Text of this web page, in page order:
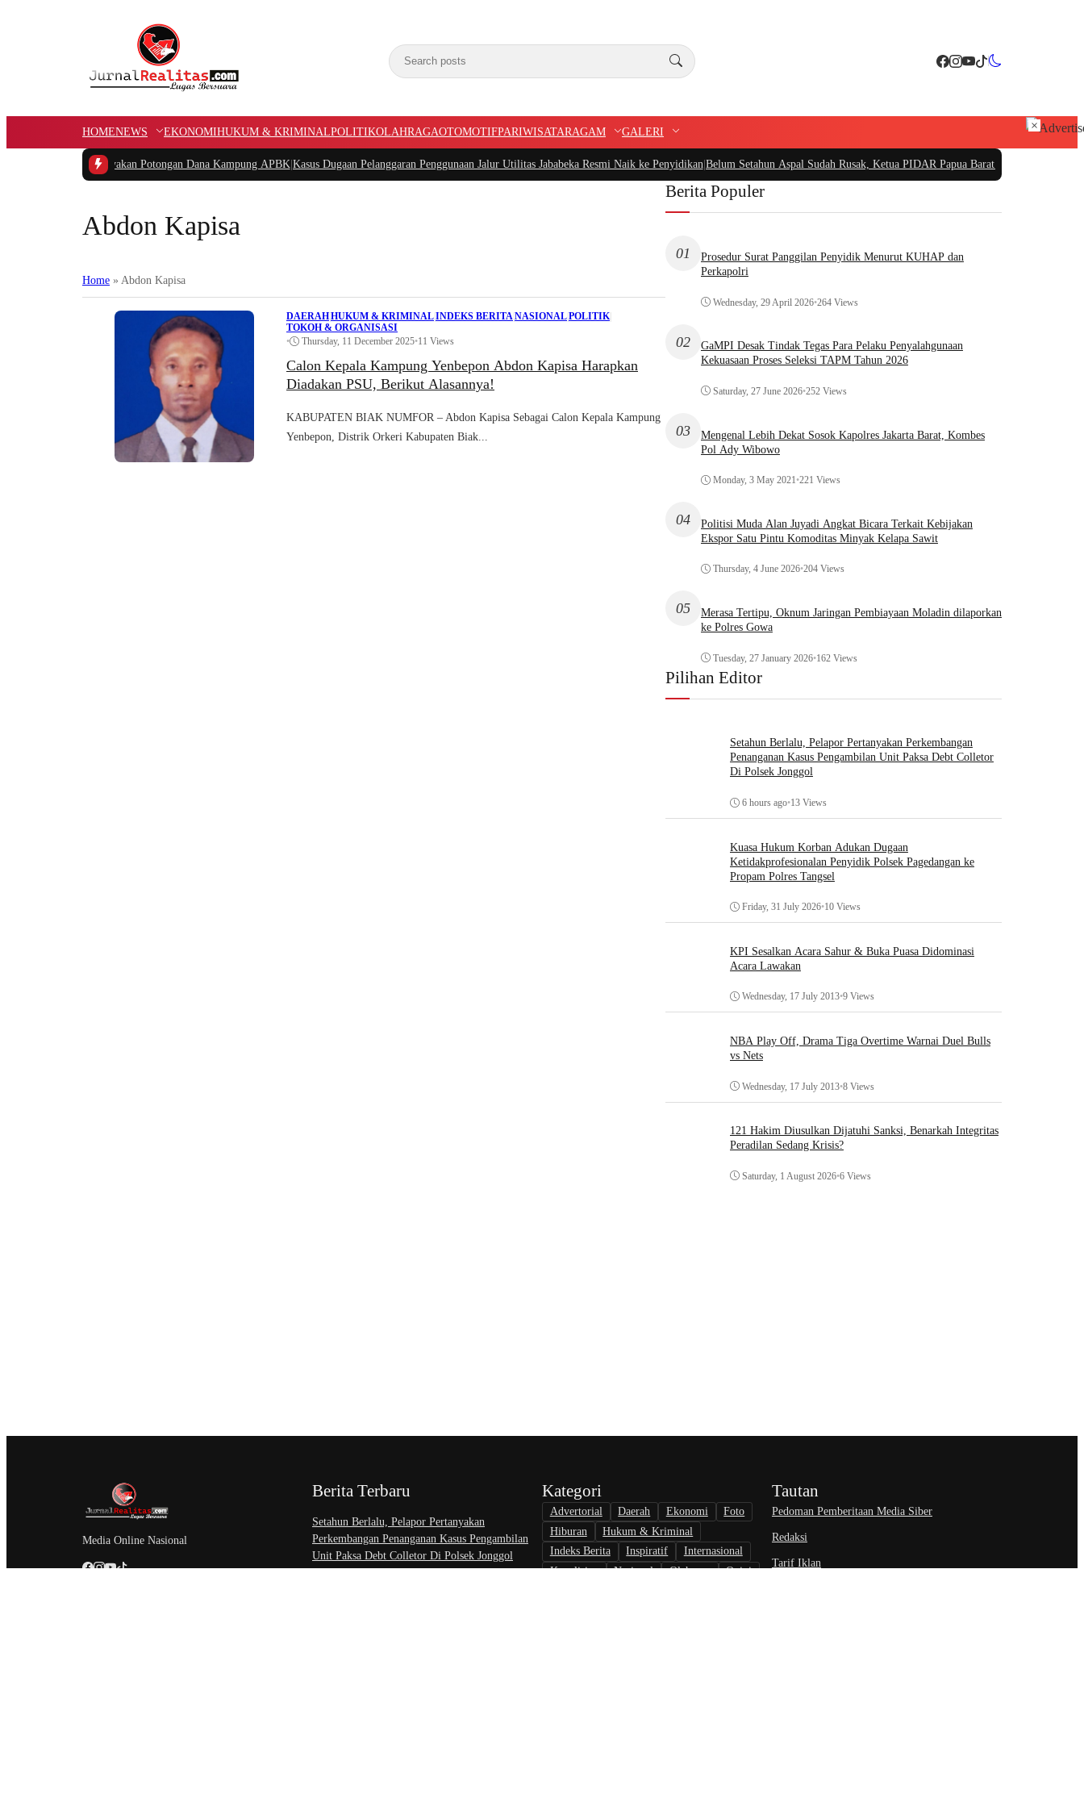
HOMENEWS EKONOMIHUKUM & KRIMINALPOLITIKOLAHRAGAOTOMOTIFPARIWISATARAGAM GALERI
Barat Pertanyakan Potongan Dana Kampung APBK| Kasus Dugaan Pelanggaran Penggunaan Jalur Utilitas Jababeka Resmi Naik ke Penyidikan|Belum Setahun Aspal Sudah Rusak, Ketua PIDAR Papua Barat Minta Kajati Papua
Abdon Kapisa
Home » Abdon Kapisa
DAERAH|HUKUM & KRIMINAL|INDEKS BERITA|NASIONAL|POLITIK|
TOKOH & ORGANISASI
•
Thursday, 11 December 2025•11 Views
Calon Kepala Kampung Yenbepon Abdon Kapisa Harapkan
Diadakan PSU, Berikut Alasannya!
KABUPATEN BIAK NUMFOR – Abdon Kapisa Sebagai Calon Kepala Kampung
Yenbepon, Distrik Orkeri Kabupaten Biak...
Berita Populer
01
Prosedur Surat Panggilan Penyidik Menurut KUHAP dan
Perkapolri
Wednesday, 29 April 2026•264 Views
02
GaMPI Desak Tindak Tegas Para Pelaku Penyalahgunaan
Kekuasaan Proses Seleksi TAPM Tahun 2026
Saturday, 27 June 2026•252 Views
03
Mengenal Lebih Dekat Sosok Kapolres Jakarta Barat, Kombes
Pol Ady Wibowo
Monday, 3 May 2021•221 Views
04
Politisi Muda Alan Juyadi Angkat Bicara Terkait Kebijakan
Ekspor Satu Pintu Komoditas Minyak Kelapa Sawit
Thursday, 4 June 2026•204 Views
05
Merasa Tertipu, Oknum Jaringan Pembiayaan Moladin dilaporkan
ke Polres Gowa
Tuesday, 27 January 2026•162 Views
Pilihan Editor
Setahun Berlalu, Pelapor Pertanyakan Perkembangan
Penanganan Kasus Pengambilan Unit Paksa Debt Colletor
Di Polsek Jonggol
6 hours ago•13 Views
Kuasa Hukum Korban Adukan Dugaan
Ketidakprofesionalan Penyidik Polsek Pagedangan ke
Propam Polres Tangsel
Friday, 31 July 2026•10 Views
KPI Sesalkan Acara Sahur & Buka Puasa Didominasi
Acara Lawakan
Wednesday, 17 July 2013•9 Views
NBA Play Off, Drama Tiga Overtime Warnai Duel Bulls
vs Nets
Wednesday, 17 July 2013•8 Views
121 Hakim Diusulkan Dijatuhi Sanksi, Benarkah Integritas
Peradilan Sedang Krisis?
Saturday, 1 August 2026•6 Views
Media Online Nasional
Berita Terbaru
Setahun Berlalu, Pelapor Pertanyakan
Perkembangan Penanganan Kasus Pengambilan
Unit Paksa Debt Colletor Di Polsek Jonggol
Kategori
Advertorial Daerah Ekonomi
Foto
Hiburan
Hukum & Kriminal
Indeks Berita
Inspiratif
Internasional
Kepolisian
Nasional Olahraga
Opini
Tautan
Pedoman Pemberitaan Media Siber
Redaksi
Tarif Iklan
×